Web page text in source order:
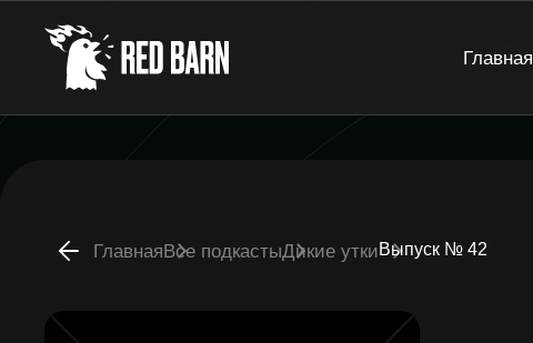
Главная
ГлавнаяВсе подкастыДикие уткиВыпуск № 42